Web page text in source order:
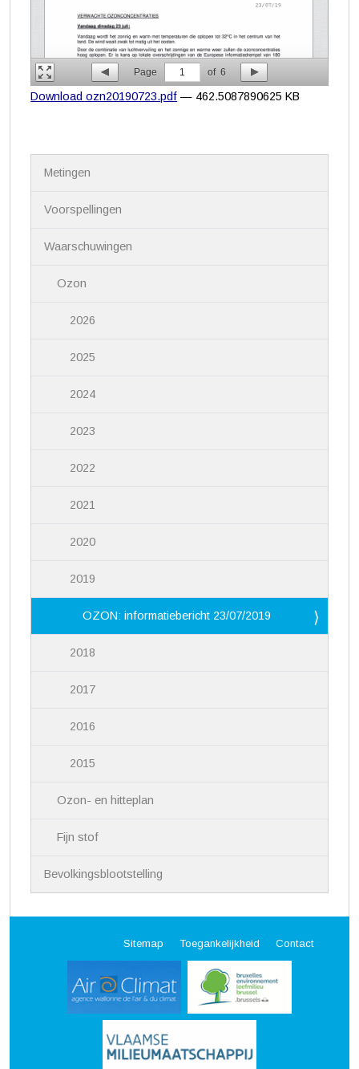
Page 1 of 6
Download ozn20190723.pdf — 462.5087890625 KB
Metingen
Voorspellingen
Waarschuwingen
Ozon
2026
2025
2024
2023
2022
2021
2020
2019
OZON: informatiebericht 23/07/2019
2018
2017
2016
2015
Ozon- en hitteplan
Fijn stof
Bevolkingsblootstelling
Sitemap Toegankelijkheid Contact